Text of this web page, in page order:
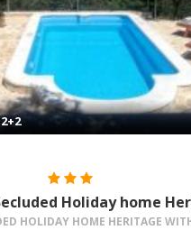
2+2
Holiday home
HOLIDAY HOME HERITAGE